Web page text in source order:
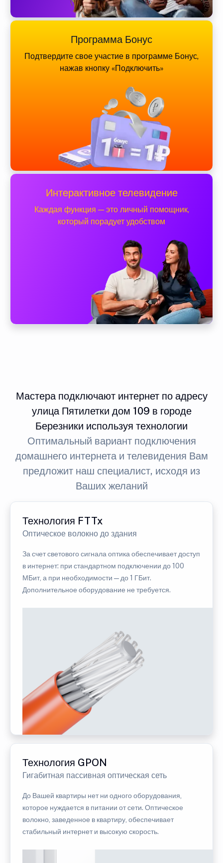
Программа Бонус
Подтвердите свое участие в программе Бонус,
нажав кнопку «Подключить»
Интерактивное телевидение
Каждая функция — это личный помощник,
который порадует удобством
Мастера подключают интернет по адресу
улица Пятилетки дом 109 в городе
Березники используя технологии
Оптимальный вариант подключения
домашнего интернета и телевидения Вам
предложит наш специалист, исходя из
Ваших желаний
Технология FTTx
Оптическое волокно до здания
За счет светового сигнала оптика обеспечивает доступ
в интернет: при стандартном подключении до 100
МБит, а при необходимости — до 1 ГБит.
Дополнительное оборудование не требуется.
Технология GPON
Гигабитная пассивная оптическая сеть
До Вашей квартиры нет ни одного оборудования,
которое нуждается в питании от сети. Оптическое
волокно, заведенное в квартиру, обеспечивает
стабильный интернет и высокую скорость.